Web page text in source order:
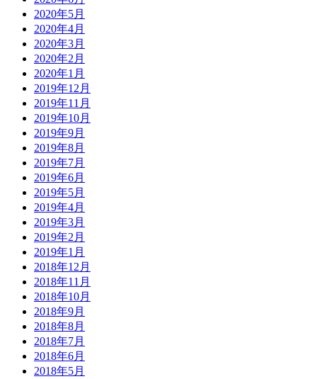
2020年5月
2020年4月
2020年3月
2020年2月
2020年1月
2019年12月
2019年11月
2019年10月
2019年9月
2019年8月
2019年7月
2019年6月
2019年5月
2019年4月
2019年3月
2019年2月
2019年1月
2018年12月
2018年11月
2018年10月
2018年9月
2018年8月
2018年7月
2018年6月
2018年5月